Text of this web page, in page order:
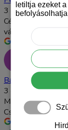
letiltja ezeket
3 év telt el
Céltudatos és
választottam
Bálint Renáta
3 év telt el
Magas
Csak ajánlani